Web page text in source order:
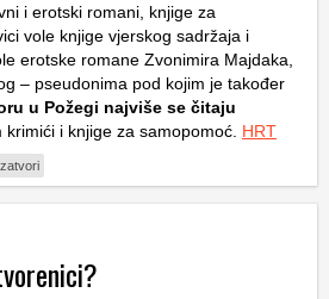
i erotski romani, knjige za
vole knjige vjerskog sadržaja i
erotske romane Zvonimira Majdaka,
– pseudonima pod kojim je također
u Požegi najviše se čitaju
krimići i knjige za samopomoć. HRT
zatvori